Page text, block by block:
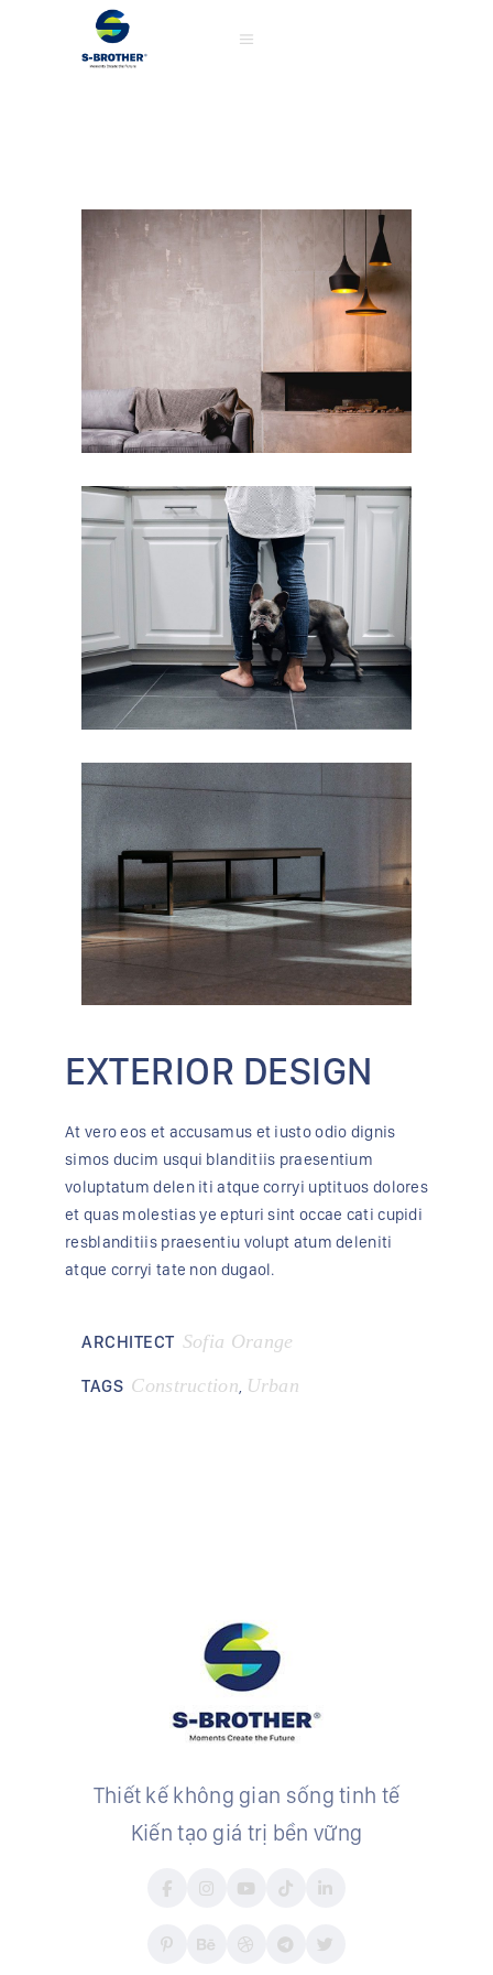
EXTERIOR DESIGN
At vero eos et accusamus et iusto odio dignis
simos ducim usqui blanditiis praesentium
voluptatum delen iti atque corryi uptituos dolores
et quas molestias ye epturi sint occae cati cupidi
resblanditiis praesentiu volupt atum deleniti
atque corryi tate non dugaol.
ARCHITECT Sofia Orange
TAGS Construction, Urban
Thiết kế không gian sống tinh tế
Kiến tạo giá trị bền vững